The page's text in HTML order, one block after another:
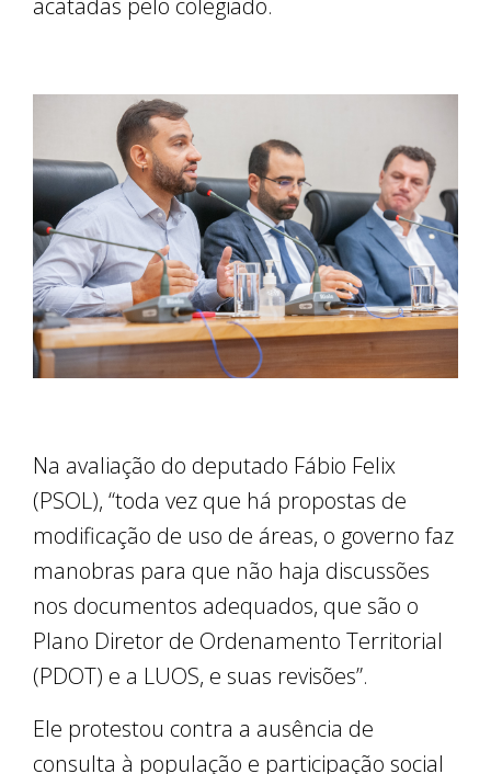
acatadas pelo colegiado.
Na avaliação do deputado Fábio Felix
(PSOL), “toda vez que há propostas de
modificação de uso de áreas, o governo faz
manobras para que não haja discussões
nos documentos adequados, que são o
Plano Diretor de Ordenamento Territorial
(PDOT) e a LUOS, e suas revisões”.
Ele protestou contra a ausência de
consulta à população e participação social